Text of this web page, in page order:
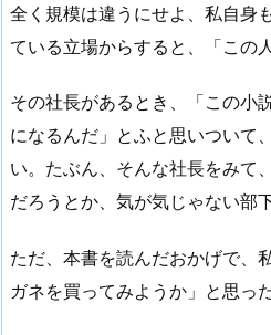
全く規模は違うにせよ、私自身
ている立場からすると、「この
その社長があるとき、「この小
になるんだ」とふと思いついて
い。たぶん、そんな社長をみて
だろうとか、気が気じゃない部
ただ、本書を読んだおかげで、
ガネを買ってみようか」と思っ